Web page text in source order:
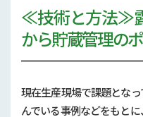
≪技術と方法≫露
から貯蔵管理の
現在生産現場で課題とな
んでいる事例などをもと
スマート農業
技術と方法
2025年 (107)
2024年 (125)